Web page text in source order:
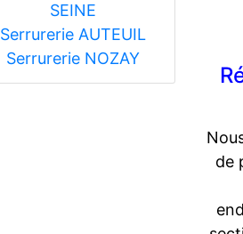
SEINE
Serrurerie AUTEUIL
Serrurerie NOZAY
de